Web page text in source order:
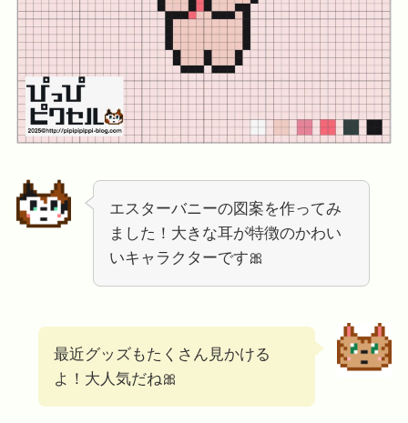
エスターバニーの図案を作ってみ
ました！大きな耳が特徴のかわい
いキャラクターです🎀
最近グッズもたくさん見かける
よ！大人気だね🎀